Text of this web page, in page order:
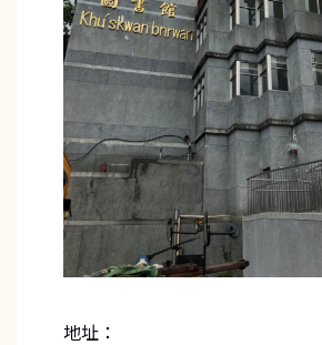
地址：